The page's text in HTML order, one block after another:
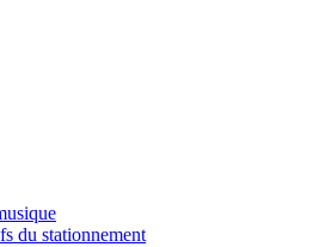
du stationnement